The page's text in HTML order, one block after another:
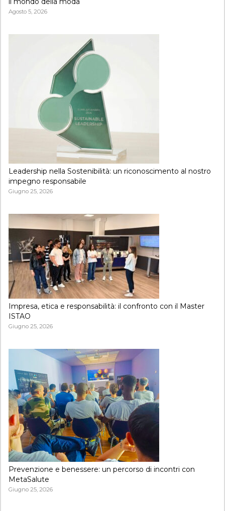
Agosto 5, 2026
Leadership nella Sostenibilità: un riconoscimento al nostro
impegno responsabile
Giugno 25, 2026
Impresa, etica e responsabilità: il confronto con il Master
ISTAO
Giugno 25, 2026
Prevenzione e benessere: un percorso di incontri con
MetaSalute
Giugno 25, 2026